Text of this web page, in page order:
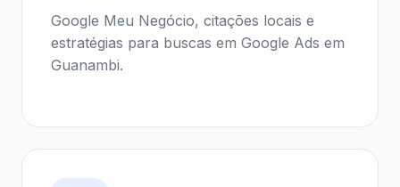
Google Meu Negócio, citações locais e
estratégias para buscas em Google Ads em
Guanambi.